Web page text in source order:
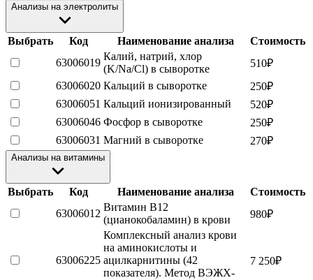
Анализы на электролиты
Выбрать Код Наименование анализа
Стоимость
63006019
Калий, натрий, хлор
(K/Na/Cl) в сыворотке
510₽
63006020 Кальций в сыворотке 250₽
63006051 Кальций ионизированный 520₽
63006046 Фосфор в сыворотке 250₽
63006031 Магний в сыворотке 270₽
Анализы на витамины
Выбрать Код Наименование анализа
Стоимость
63006012
Витамин В12
(цианокобаламин) в крови
980₽
63006225
Комплексный анализ крови
на аминокислоты и
ацилкарнитины (42
показателя). Метод ВЭЖХ-
7 250₽